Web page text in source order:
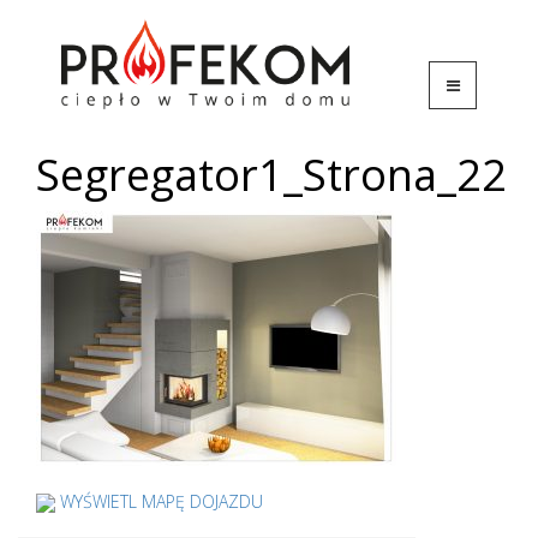
Segregator1_Strona_22
WYŚWIETL MAPĘ DOJAZDU